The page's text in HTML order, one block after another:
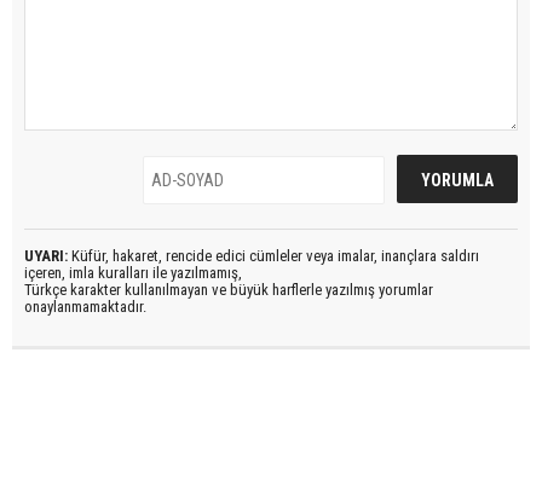
UYARI: Küfür, hakaret, rencide edici cümleler veya imalar, inançlara saldırı
içeren, imla kuralları ile yazılmamış,
Türkçe karakter kullanılmayan ve büyük harflerle yazılmış yorumlar
onaylanmamaktadır.